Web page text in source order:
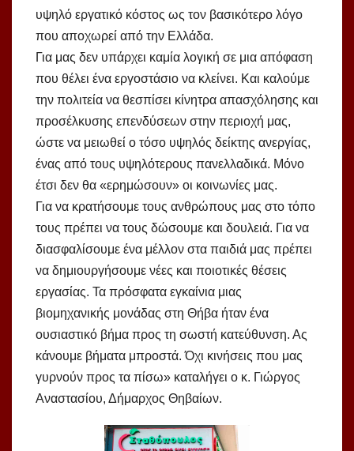
υψηλό εργατικό κόστος ως τον βασικότερο λόγο
που αποχωρεί από την Ελλάδα.
Για μας δεν υπάρχει καμία λογική σε μια απόφαση
που θέλει ένα εργοστάσιο να κλείνει. Και καλούμε
την πολιτεία να θεσπίσει κίνητρα απασχόλησης και
προσέλκυσης επενδύσεων στην περιοχή μας,
ώστε να μειωθεί ο τόσο υψηλός δείκτης ανεργίας,
ένας από τους υψηλότερους πανελλαδικά. Μόνο
έτσι δεν θα «ερημώσουν» οι κοινωνίες μας.
Για να κρατήσουμε τους ανθρώπους μας στο τόπο
τους πρέπει να τους δώσουμε και δουλειά. Για να
διασφαλίσουμε ένα μέλλον στα παιδιά μας πρέπει
να δημιουργήσουμε νέες και ποιοτικές θέσεις
εργασίας. Τα πρόσφατα εγκαίνια μιας
βιομηχανικής μονάδας στη Θήβα ήταν ένα
ουσιαστικό βήμα προς τη σωστή κατεύθυνση. Ας
κάνουμε βήματα μπροστά. Όχι κινήσεις που μας
γυρνούν προς τα πίσω» καταλήγει ο κ. Γιώργος
Αναστασίου, Δήμαρχος Θηβαίων.